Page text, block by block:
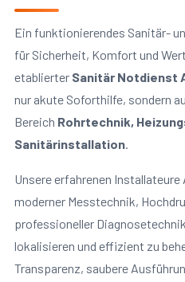
Ein funktionierendes Sanitär-
für Sicherheit, Komfort und
etablierter Sanitär Notdienst
nur akute Soforthilfe, sondern
Bereich Rohrtechnik,
Sanitärinstallation.
Unsere erfahrenen
moderner Messtechnik,
professioneller
lokalisieren und effizient zu
Transparenz, saubere